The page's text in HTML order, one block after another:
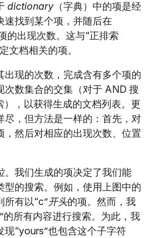
dictionary （字典）中的项是经
速找到某个项，并随后在
的出现次数。这与“正排索
文档相关的项。
现的次数，完成含有多个项的
数集合的交集（对于 AND 搜
，以获得生成的文档列表。更
尽，但方法是一样的：首先，对
然后对相应的出现次数、位置
。我们生成的项决定了我们能
型的搜索。例如，使用上图中的
所有以“c”开头的项。然而，我
的所有内容进行搜索。为此，我
现“yours”也包含这个子字符